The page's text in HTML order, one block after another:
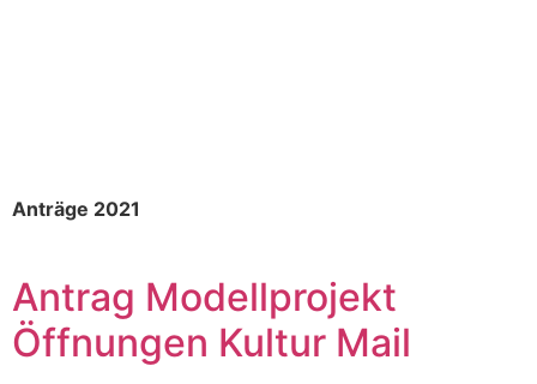
Anträge 2021
Antrag Modellprojekt
Öffnungen Kultur Mail